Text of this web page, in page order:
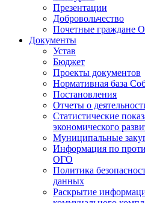
Презентации
Добровольчество
Почетные граждане
Документы
Устав
Бюджет
Проекты документов
Нормативная база
Постановления
Отчеты о
Статистические
экономического
Муниципальные
Информация по
ОГО
Политика
данных
Раскрытие